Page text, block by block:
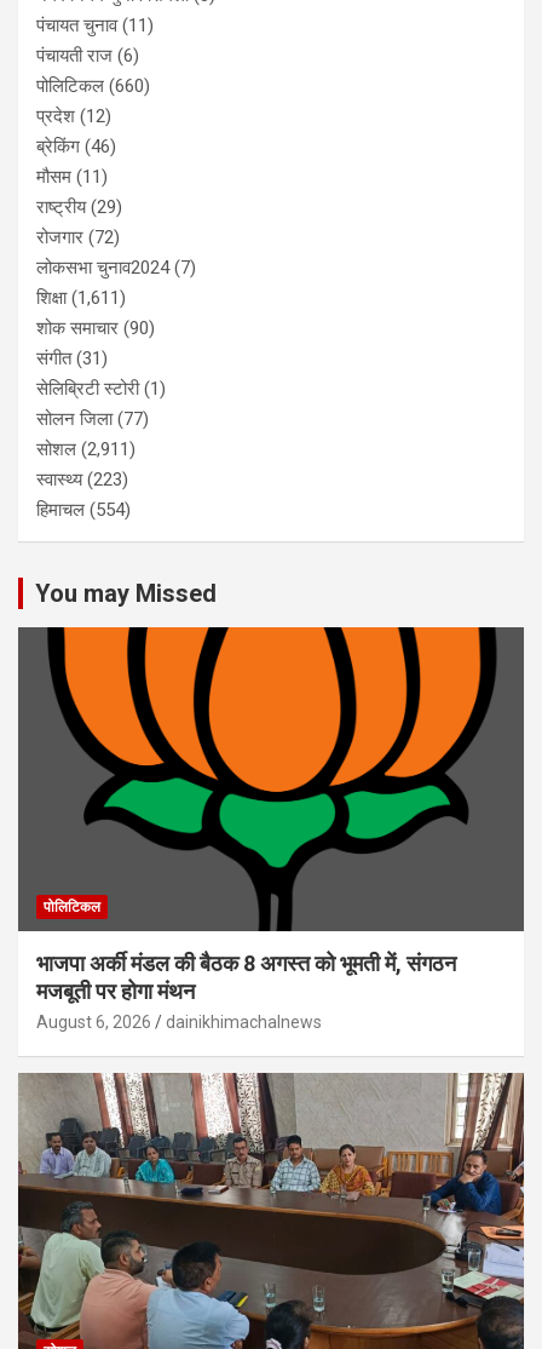
पंचायत चुनाव(11)
पंचायती राज (6)
पोलिटिकल (660)
प्रदेश (12)
ब्रेकिंग (46)
मौसम (11)
राष्ट्रीय(29)
रोजगार (72)
लोकसभा चुनाव2024(7)
शिक्षा(1,611)
शोक समाचार (90)
संगीत(31)
सेलिब्रिटी स्टोरी(1)
सोलन जिला(77)
सोशल (2,911)
स्वास्थ्य(223)
हिमाचल (554)
You may Missed
पोलिटिकल
भाजपा अर्की मंडल की बैठक 8 अगस्त को भूमती में, संगठन
मजबूती पर होगा मंथन
August 6, 2026 dainikhimachalnews